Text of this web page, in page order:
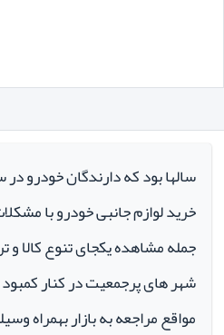
سالها بود که دارندگان خودرو
خرید لوازم جانبی خودرو با
جمله مشاهده یکجای تنوع کالا
شهر های پرجمعیت در کنار
مواقع مراجعه به بازار بهمراه